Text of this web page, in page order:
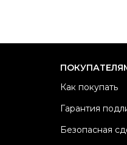
Как покупать
Гарантия
Безопасная